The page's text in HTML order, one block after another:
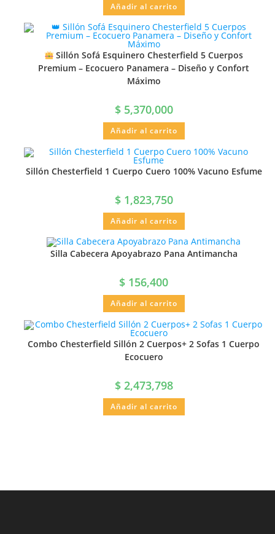
Añadir al carrito
Sillón Sofá Esquinero Chesterfield 5 Cuerpos
Premium – Ecocuero Panamera – Diseño y Confort
Máximo
$5,370,000
Añadir al carrito
Sillón Chesterfield 1 Cuerpo Cuero 100% Vacuno Esfume
$1,823,750
Añadir al carrito
Silla Cabecera Apoyabrazo Pana Antimancha
$ 156,400
Añadir al carrito
Combo Chesterfield Sillón 2 Cuerpos+ 2 Sofas 1 Cuerpo
Ecocuero
$2,473,798
Añadir al carrito